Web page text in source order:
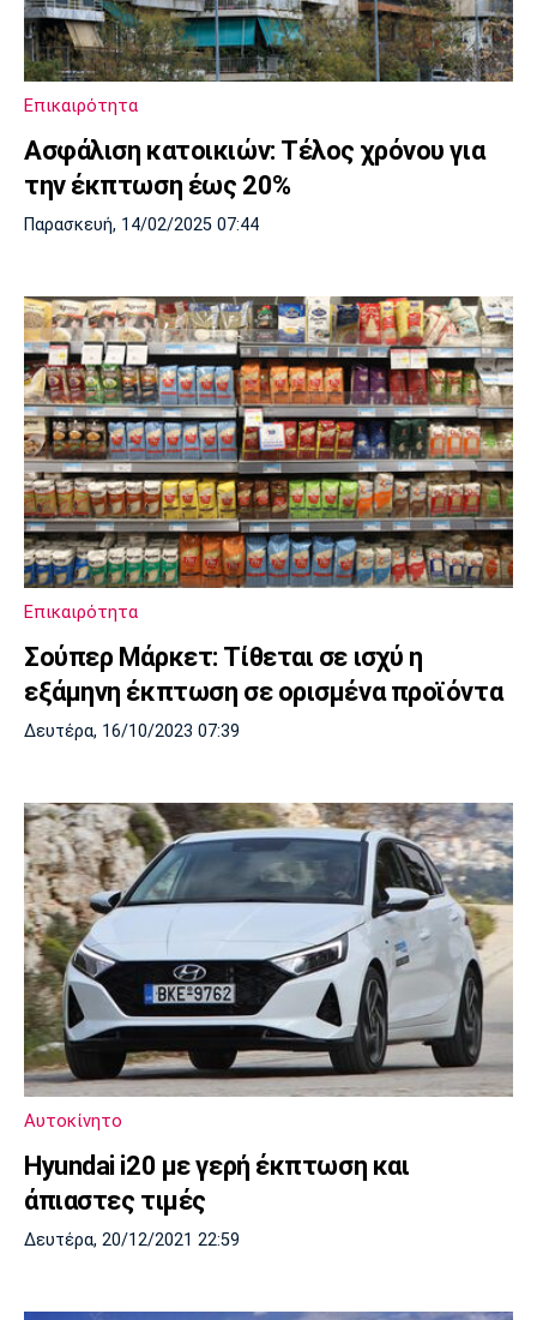
Πολιτισμός
Τραγούδια
Cine Spot
Running
Παρασκήνιο
Πρόγραμμα TV
Ιωνικός
Μάντσεστερ
Γιουνάιτεντ
Τσέλσι Άρσεναλ
Λίβερπουλ
Μάντσεστερ
Σίτι
Γιουβέντους
Ίντερ Μίλαν Μπάγερν
Μπορούσια
Ντόρτμουντ
Παρί Σεν
Ζερμέν
Μαρσέιγ
Μονακό
Ερυθρός
Αστέρας
Τότεναμ
Επικαιρότητα
Ασφάλιση κατοικιών: Τέλος χρόνου για
την έκπτωση έως 20%
Παρασκευή, 14/02/2025 07:44
Επικαιρότητα
Σούπερ Μάρκετ: Τίθεται σε ισχύ η
εξάμηνη έκπτωση σε ορισμένα προϊόντα
Δευτέρα, 16/10/2023 07:39
Αυτοκίνητο
Hyundai i20 με γερή έκπτωση και
άπιαστες τιμές
Δευτέρα, 20/12/2021 22:59